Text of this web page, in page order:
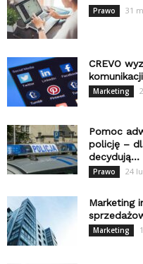
Prawo 31
CREVO
Marketing
Pomoc
policję –
decydują...
Prawo 24
Marketing
Marketing